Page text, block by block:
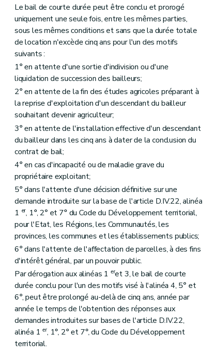
Le bail de courte durée peut être conclu et prorogé
uniquement une seule fois, entre les mêmes parties,
sous les mêmes conditions et sans que la durée totale
de location n'excède cinq ans pour l'un des motifs
suivants :
1° en attente d'une sortie d'indivision ou d'une
liquidation de succession des bailleurs;
2° en attente de la fin des études agricoles préparant à
la reprise d'exploitation d'un descendant du bailleur
souhaitant devenir agriculteur;
3° en attente de l'installation effective d'un descendant
du bailleur dans les cinq ans à dater de la conclusion du
contrat de bail;
4° en cas d'incapacité ou de maladie grave du
propriétaire exploitant;
5° dans l'attente d'une décision définitive sur une
demande introduite sur la base de l'article D.IV.22, alinéa
1 er, 1°, 2° et 7° du Code du Développement territorial,
pour l'Etat, les Régions, les Communautés, les
provinces, les communes et les établissements publics;
6° dans l'attente de l'affectation de parcelles, à des fins
d'intérêt général, par un pouvoir public.
Par dérogation aux alinéas 1 eret 3, le bail de courte
durée conclu pour l'un des motifs visé à l'alinéa 4, 5° et
6°, peut être prolongé au-delà de cinq ans, année par
année le temps de l'obtention des réponses aux
demandes introduites sur bases de l'article D.IV.22,
alinéa 1 er, 1°, 2° et 7°, du Code du Développement
territorial.